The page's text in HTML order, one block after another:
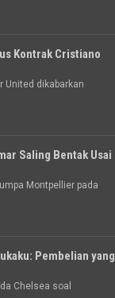
Kontrak Cristiano
United dikabarkan
Saling Bentak Usai
Montpellier pada
Pembelian yang
Chelsea soal